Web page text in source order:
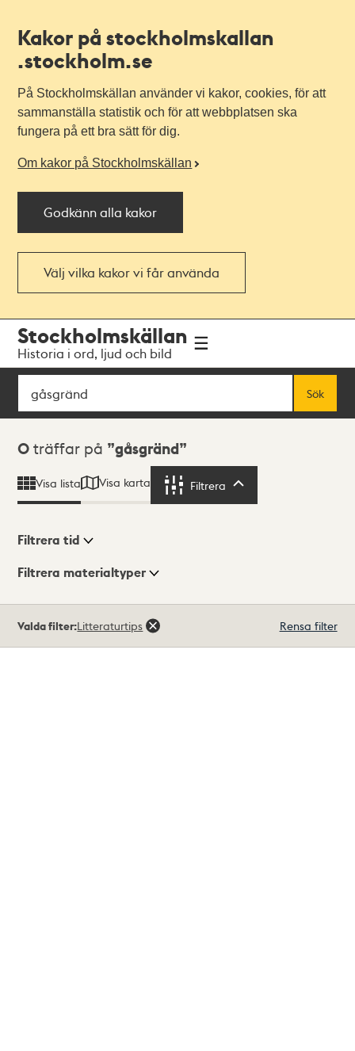
Kakor på stockholmskallan
.stockholm.se
På Stockholmskällan använder vi kakor, cookies, för att
sammanställa statistik och för att webbplatsen ska
fungera på ett bra sätt för dig.
Om kakor på Stockholmskällan
Godkänn alla kakor
Välj vilka kakor vi får använda
navigationen
huvudinnehållet
Stockholmskällan
Historia i ord, ljud och bild
Sök
Sök
Sökresultat
0 träffar på gåsgränd
Visa lista Visa karta Filtrera
Visningsläge
Filtrera tid
Filtrera materialtyper
träffar
Valda filter:Litteraturtips Rensa filter